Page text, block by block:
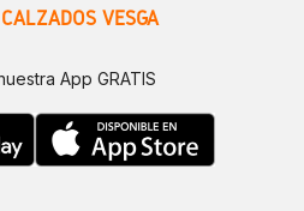
CALZADOS VESGA
App GRATIS